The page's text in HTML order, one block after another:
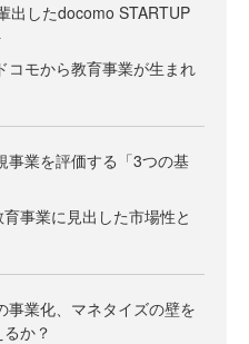
出したdocomo STARTUP
コモから教育事業が生まれ
事業を評価する「3つの基
育事業に見出した市場性と
事業化、マネタイズの壁を
か？